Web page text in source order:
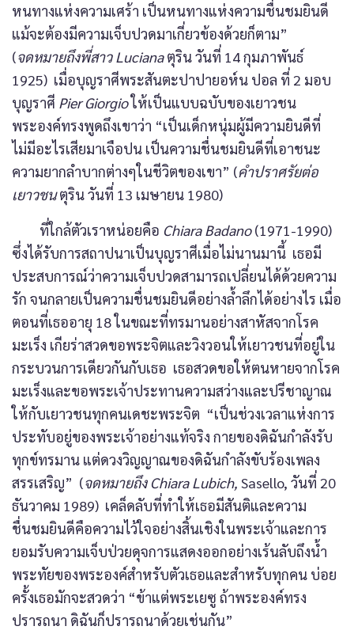
หนทางแห่งความเศร้า เป็นหนทางแห่งความชื่นชมยินดี
แม้จะต้องมีความเจ็บปวดมาเกี่ยวข้องด้วยก็ตาม”
(จดหมายถึงพี่สาว Lucianaตุริน วันที่ 14 กุมภาพันธ์
1925) เมื่อบุญราศีพระสันตะปาปายอห์น ปอล ที่ 2 มอบ
บุญราศี Pier Giorgioให้เป็นแบบฉบับของเยาวชน
พระองค์ทรงพูดถึงเขาว่า “เป็นเด็กหนุ่มผู้มีความยินดีที่
ไม่มีอะไรเสียมาเจือปน เป็นความชื่นชมยินดีที่เอาชนะ
ความยากลำบากต่างๆในชีวิตของเขา” (คำปราศรัยต่อ
เยาวชนตุริน วันที่ 13 เมษายน 1980)
ที่ใกล้ตัวเราหน่อยคือ Chiara Badano(1971-1990)
ซึ่งได้รับการสถาปนาเป็นบุญราศีเมื่อไม่นานมานี้ เธอมี
ประสบการณ์ว่าความเจ็บปวดสามารถเปลี่ยนได้ด้วยความ
รัก จนกลายเป็นความชื่นชมยินดีอย่างล้ำลึกได้อย่างไร เมื่อ
ตอนที่เธออายุ 18 ในขณะที่ทรมานอย่างสาหัสจากโรค
มะเร็ง เกียร่าสวดขอพระจิตและวิงวอนให้เยาวชนที่อยู่ใน
กระบวนการเดียวกันกับเธอ เธอสวดขอให้ตนหายจากโรค
มะเร็งและขอพระเจ้าประทานความสว่างและปรีชาญาณ
ให้กับเยาวชนทุกคนเดชะพระจิต “เป็นช่วงเวลาแห่งการ
ประทับอยู่ของพระเจ้าอย่างแท้จริง กายของดิฉันกำลังรับ
ทุกข์ทรมาน แต่ดวงวิญญาณของดิฉันกำลังขับร้องเพลง
สรรเสริญ” (จดหมายถึง Chiara Lubich, Sasello, วันที่ 20
ธันวาคม 1989) เคล็ดลับที่ทำให้เธอมีสันติและความ
ชื่นชมยินดีคือความไว้ใจอย่างสิ้นเชิงในพระเจ้าและการ
ยอมรับความเจ็บป่วยดุจการแสดงออกอย่างเร้นลับถึงน้ำ
พระทัยของพระองค์สำหรับตัวเธอและสำหรับทุกคน บ่อย
ครั้งเธอมักจะสวดว่า “ข้าแต่พระเยซู ถ้าพระองค์ทรง
ปรารถนา ดิฉันก็ปรารถนาด้วยเช่นกัน”